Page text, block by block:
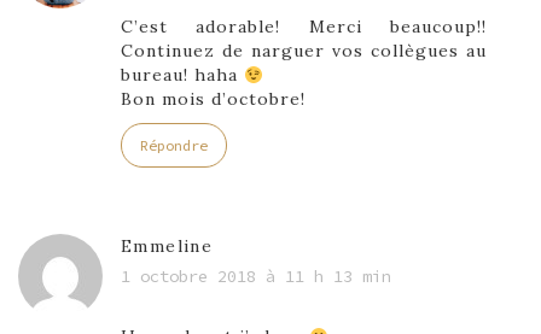
C’est adorable! Merci beaucoup!!
Continuez de narguer vos collègues au
bureau! haha
Bon mois d’octobre!
Répondre
Emmeline
1 octobre 2018 à 11 h 13 min